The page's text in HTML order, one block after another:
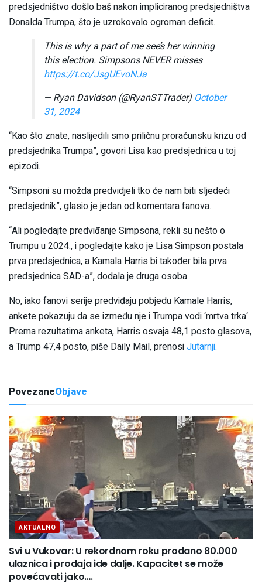
predsjedništvo došlo baš nakon impliciranog predsjedništva
Donalda Trumpa, što je uzrokovalo ogroman deficit.
This is why a part of me see’s her winning
this election. Simpsons NEVER misses
https://t.co/JsgUEvoNJa
— Ryan Davidson (@RyanSTTrader) October
31, 2024
“Kao što znate, naslijedili smo priličnu proračunsku krizu od
predsjednika Trumpa”, govori Lisa kao predsjednica u toj
epizodi.
“Simpsoni su možda predvidjeli tko će nam biti sljedeći
predsjednik”, glasio je jedan od komentara fanova.
“Ali pogledajte predviđanje Simpsona, rekli su nešto o
Trumpu u 2024., i pogledajte kako je Lisa Simpson postala
prva predsjednica, a Kamala Harris bi također bila prva
predsjednica SAD-a”, dodala je druga osoba.
No, iako fanovi serije predviđaju pobjedu Kamale Harris,
ankete pokazuju da se između nje i Trumpa vodi ‘mrtva trka‘.
Prema rezultatima anketa, Harris osvaja 48,1 posto glasova,
a Trump 47,4 posto, piše Daily Mail, prenosiJutarnji.
PovezaneObjave
AKTUALNO
Svi u Vukovar: U rekordnom roku prodano 80.000
ulaznica i prodaja ide dalje. Kapacitet se može
povećavati jako….